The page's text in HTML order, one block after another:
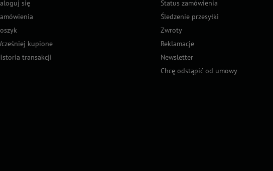
się
kupione
transakcji
Status zamówienia
Śledzenie przesyłki
Zwroty
Reklamacje
Newsletter
Chcę odstąpić od umowy